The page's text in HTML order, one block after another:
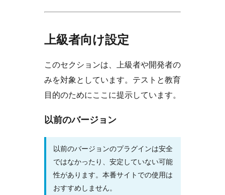
上級者向け設定
このセクションは、上級者や開発者の
みを対象としています。テストと教育
目的のためにここに提示しています。
以前のバージョン
以前のバージョンのプラグインは安全
ではなかったり、安定していない可能
性があります。本番サイトでの使用は
おすすめしません。